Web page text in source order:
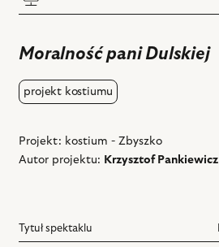
Moralność pani Dulskiej
projekt kostiumu
Projekt: kostium - Zbyszko
Autor projektu: Krzysztof Pankiewicz
Tytuł spektaklu